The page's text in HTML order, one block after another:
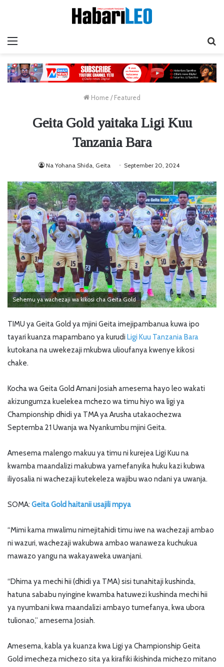
Home / Featured
Geita Gold yaitaka Ligi Kuu
Tanzania Bara
Na Yohana Shida, Geita September 20, 2024
Sehemu ya wachezaji wa kikosi cha Geita Gold
TIMU ya Geita Gold ya mjini Geita imejipambanua kuwa ipo
tayari kuanza mapambano ya kurudi Ligi Kuu Tanzania Bara
kutokana na uwekezaji mkubwa ulioufanya kwenye kikosi
chake.
Kocha wa Geita Gold Amani Josiah amesema hayo leo wakati
akizungumza kuelekea mchezo wa timu hiyo wa ligi ya
Championship dhidi ya TMA ya Arusha utakaochezwa
Septemba 21 Uwanja wa Nyankumbu mjini Geita.
Amesema malengo makuu ya timu ni kurejea Ligi Kuu na
kwamba maandalizi makubwa yamefanyika huku kazi kubwa
iliyosalia ni wachezaji kutekeleza wajibu wao ndani ya uwanja.
SOMA: Geita Gold haitanii usajili mpya
“Mimi kama mwalimu nimejitahidi timu iwe na wachezaji ambao
ni wazuri, wachezaji wakubwa ambao wanaweza kuchukua
mawazo yangu na wakayaweka uwanjani.
“Dhima ya mechi hii (dhidi ya TMA) sisi tunahitaji kushinda,
hatuna sababu nyingine kwamba hatuwezi kushinda mechi hii
ya nyumbani kwa maandalizi ambayo tumefanya, kwa ubora
tulionao,” amesema Josiah.
Amesema, kabla ya kuanza kwa Ligi ya Championship Geita
Gold imecheza michezo sita ya kirafiki ikishinda michezo mitano